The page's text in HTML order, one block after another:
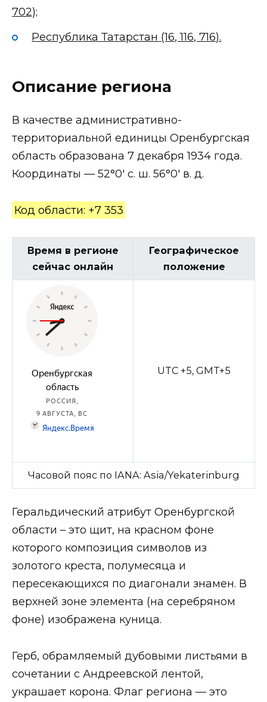
702);
Республика Татарстан (16, 116, 716).
Описание региона
В качестве административно-
территориальной единицы Оренбургская
область образована 7 декабря 1934 года.
Координаты — 52°0′ с. ш. 56°0′ в. д.
Код области: +7 353
Время в регионе
сейчас онлайн
Географическое
положение
UTC +5, GMT+5
Часовой пояс по IANA: Asia/Yekaterinburg
Геральдический атрибут Оренбургской
области – это щит, на красном фоне
которого композиция символов из
золотого креста, полумесяца и
пересекающихся по диагонали знамен. В
верхней зоне элемента (на серебряном
фоне) изображена куница.
Герб, обрамляемый дубовыми листьями в
сочетании с Андреевской лентой,
украшает корона. Флаг региона — это